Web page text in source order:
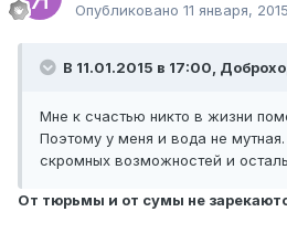
Опубликовано 11 января, 2015
В 11.01.2015 в 17:00,
Мне к счастью никто в жизни
Поэтому у меня и вода не
скромных возможностей и
От тюрьмы и от сумы не